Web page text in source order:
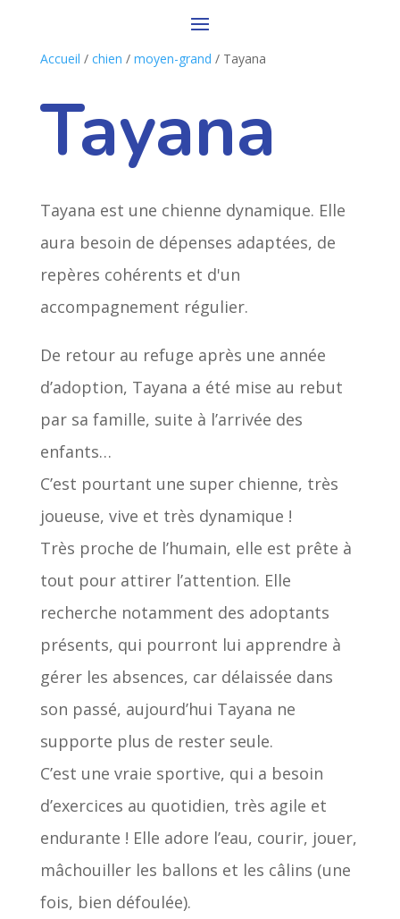
Accueil / chien / moyen-grand / Tayana
Tayana
Tayana est une chienne dynamique. Elle
aura besoin de dépenses adaptées, de
repères cohérents et d'un
accompagnement régulier.
De retour au refuge après une année
d’adoption, Tayana a été mise au rebut
par sa famille, suite à l’arrivée des
enfants…
C’est pourtant une super chienne, très
joueuse, vive et très dynamique !
Très proche de l’humain, elle est prête à
tout pour attirer l’attention. Elle
recherche notamment des adoptants
présents, qui pourront lui apprendre à
gérer les absences, car délaissée dans
son passé, aujourd’hui Tayana ne
supporte plus de rester seule.
C’est une vraie sportive, qui a besoin
d’exercices au quotidien, très agile et
endurante ! Elle adore l’eau, courir, jouer,
mâchouiller les ballons et les câlins (une
fois, bien défoulée).